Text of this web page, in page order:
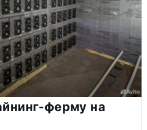
ферму на